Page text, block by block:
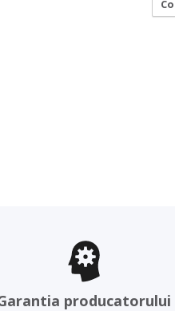
producatorului